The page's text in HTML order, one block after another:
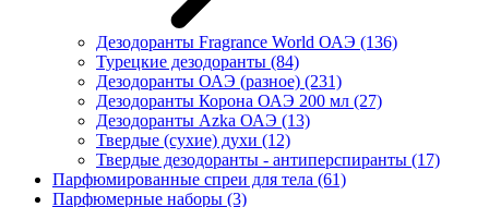
Дезодоранты Fragrance World ОАЭ (136)
Турецкие дезодоранты (84)
Дезодоранты ОАЭ (разное) (231)
Дезодоранты Корона ОАЭ 200 мл (27)
Дезодоранты Azka ОАЭ (13)
Твердые (сухие) духи (12)
Твердые дезодоранты - антиперспиранты (17)
Парфюмированные спреи для тела (61)
Парфюмерные наборы (3)